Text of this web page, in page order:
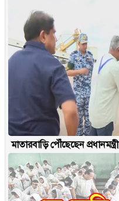
মাতারবাড়ি পৌঁছেছেন প্রধানমন্ত্রী